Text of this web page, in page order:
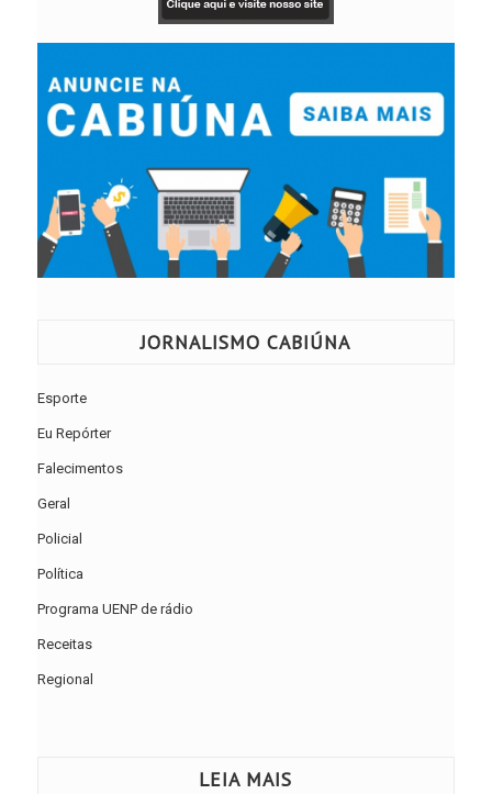
JORNALISMO CABIÚNA
Esporte
Eu Repórter
Falecimentos
Geral
Policial
Política
Programa UENP de rádio
Receitas
Regional
LEIA MAIS